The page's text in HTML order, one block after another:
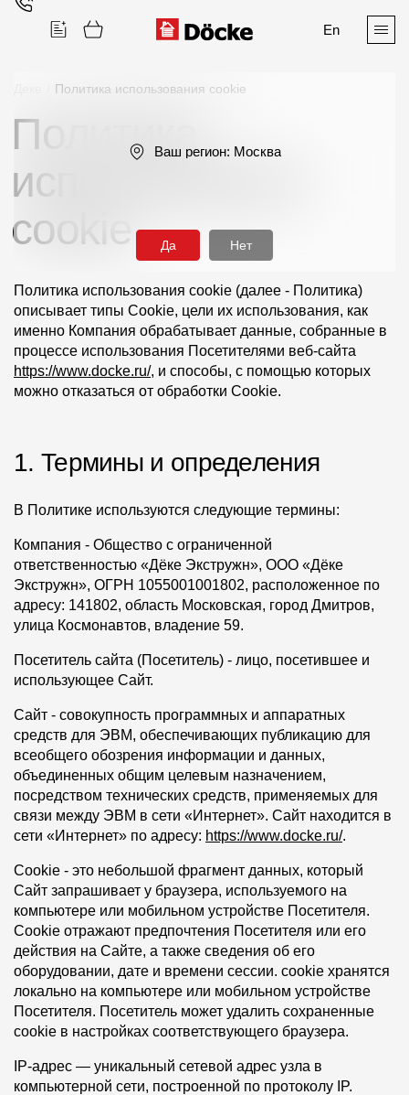
En
Поиск
Фасадные материалы
Сайдинг
Софиты
Фасадная плитка
Пленки и мембраны
Мягкая кровля
Однослойная черепица
Ламинированная черепица
Кровельная вентиляция
Водостоки
Пластиковые водосточные системы
Водосборник
Чердачные лестницы
Документация
Инструкции по монтажу
Политика использования cookie
Политика
использования
cookie
Политика использования cookie (далее - Политика)
описывает типы Cookie, цели их использования, как
именно Компания обрабатывает данные, собранные в
процессе использования Посетителями веб-сайта
https://www.docke.ru/, и способы, с помощью которых
можно отказаться от обработки Cookie.
1. Термины и определения
В Политике используются следующие термины:
Компания - Общество с ограниченной
ответственностью «Дёке Экстружн», ООО «Дёке
Экстружн», ОГРН 1055001001802, расположенное по
адресу: 141802, область Московская, город Дмитров,
улица Космонавтов, владение 59.
Посетитель сайта (Посетитель) - лицо, посетившее и
использующее Сайт.
Сайт - совокупность программных и аппаратных
средств для ЭВМ, обеспечивающих публикацию для
всеобщего обозрения информации и данных,
объединенных общим целевым назначением,
посредством технических средств, применяемых для
связи между ЭВМ в сети «Интернет». Сайт находится в
сети «Интернет» по адресу: https://www.docke.ru/.
Cookie - это небольшой фрагмент данных, который
Сайт запрашивает у браузера, используемого на
компьютере или мобильном устройстве Посетителя.
Cookie отражают предпочтения Посетителя или его
действия на Сайте, а также сведения об его
оборудовании, дате и времени сессии. cookie хранятся
локально на компьютере или мобильном устройстве
Посетителя. Посетитель может удалить сохраненные
cookie в настройках соответствующего браузера.
IP-адрес — уникальный сетевой адрес узла в
компьютерной сети, построенной по протоколу IP.
Ваш регион: Москва
Да Нет